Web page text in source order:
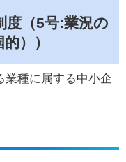
度（5号:業況の
））
業種に属する中小企